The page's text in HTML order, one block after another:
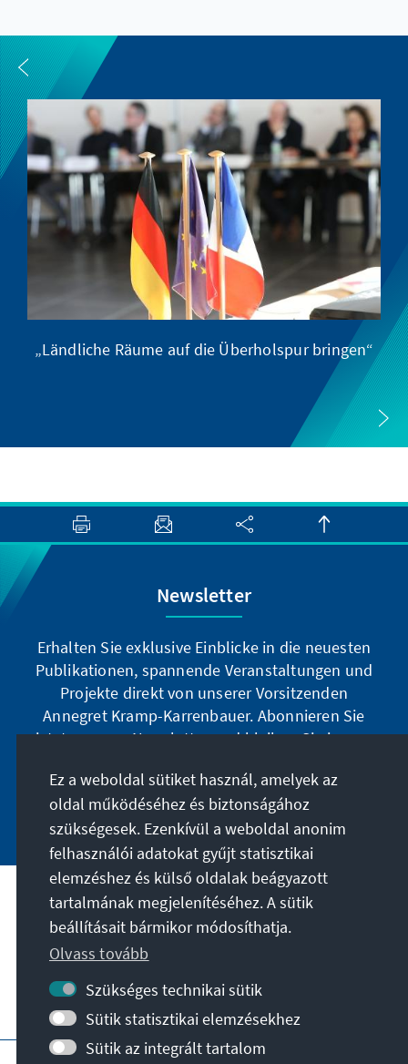
„Ländliche Räume auf die Überholspur bringen“
Newsletter
Erhalten Sie exklusive Einblicke in die neuesten
Publikationen, spannende Veranstaltungen und
Projekte direkt von unserer Vorsitzenden
Annegret Kramp-Karrenbauer. Abonnieren Sie
jetzt unseren Newsletter und bleiben Sie immer
Jetzt abonnieren
A célunk
Kapcsolat
További ajánlatok az alapítványtól
Ez a weboldal sütiket használ, amelyek az
oldal működéséhez és biztonságához
szükségesek. Ezenkívül a weboldal anonim
felhasználói adatokat gyűjt statisztikai
elemzéshez és külső oldalak beágyazott
tartalmának megjelenítéséhez. A sütik
beállításait bármikor módosíthatja.
Olvass tovább
Szükséges technikai sütik
Sütik statisztikai elemzésekhez
Sütik az integrált tartalom